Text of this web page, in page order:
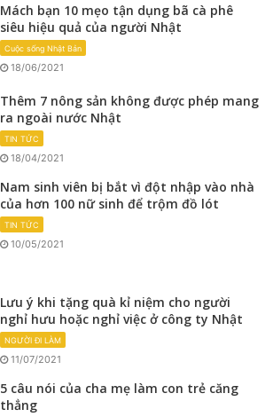
Mách bạn 10 mẹo tận dụng bã cà phê
siêu hiệu quả của người Nhật
Cuộc sống Nhật Bản
18/06/2021
Thêm 7 nông sản không được phép mang
ra ngoài nước Nhật
TIN TỨC
18/04/2021
Nam sinh viên bị bắt vì đột nhập vào nhà
của hơn 100 nữ sinh để trộm đồ lót
TIN TỨC
10/05/2021
Lưu ý khi tặng quà kỉ niệm cho người
nghỉ hưu hoặc nghỉ việc ở công ty Nhật
NGƯỜI ĐI LÀM
11/07/2021
5 câu nói của cha mẹ làm con trẻ căng
thẳng